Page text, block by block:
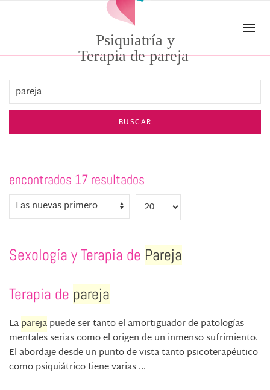
Skip to main contentPsiquiatría y
Terapia de pareja
BUSCAR
encontrados 17 resultados
Sexología y Terapia de Pareja
Terapia de pareja
Laparejapuede ser tanto el amortiguador de patologías
mentales serias como el origen de un inmenso sufrimiento.
El abordaje desde un punto de vista tanto psicoterapéutico
como psiquiátrico tiene varias ...